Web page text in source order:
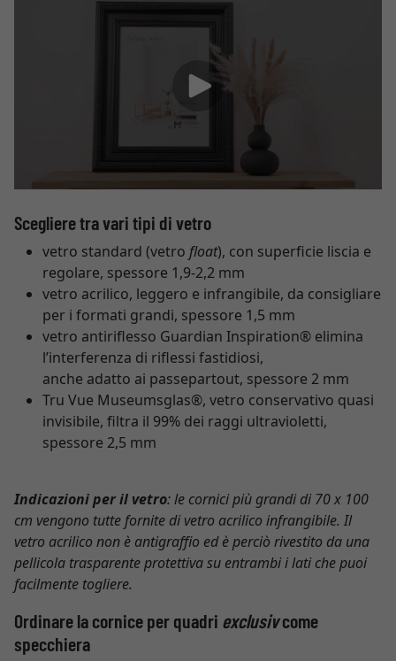
Scegliere tra vari tipi di vetro
vetro standard (vetro float), con superficie liscia e
regolare, spessore 1,9-2,2 mm
vetro acrilico, leggero e infrangibile, da consigliare
per i formati grandi, spessore 1,5 mm
vetro antiriflesso Guardian Inspiration® elimina
l’interferenza di riflessi fastidiosi,
anche adatto ai passepartout, spessore 2 mm
Tru Vue Museumsglas®, vetro conservativo quasi
invisibile, filtra il 99% dei raggi ultravioletti,
spessore 2,5 mm
Indicazioni per il vetro: le cornici più grandi di 70 x 100
cm vengono tutte fornite di vetro acrilico infrangibile. Il
vetro acrilico non è antigraffio ed è perciò rivestito da una
pellicola trasparente protettiva su entrambi i lati che puoi
facilmente togliere.
Ordinare la cornice per quadri exclusivcome
specchiera